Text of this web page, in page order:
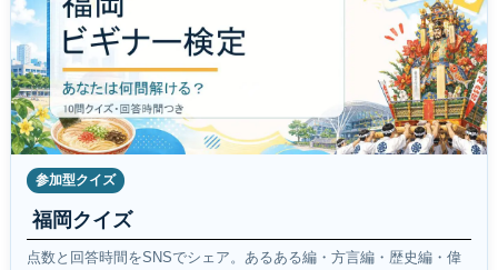
参加型クイズ
福岡クイズ
点数と回答時間をSNSでシェア。あるある編・方言編・歴史編・偉